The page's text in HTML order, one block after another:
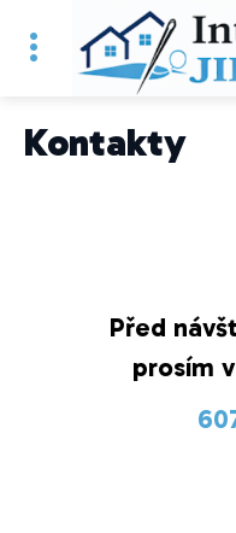
Kontakty
Před
prosím